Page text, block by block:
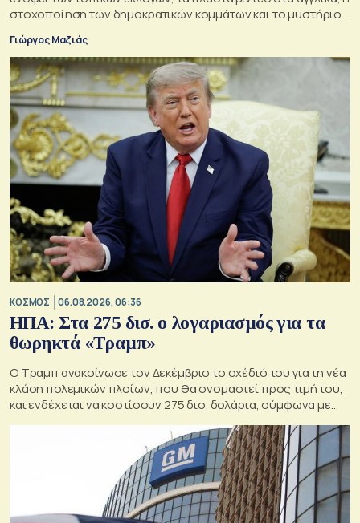
στοχοποίηση των δημοκρατικών κομμάτων και το μυστήριο
Γιώργος Μαζιάς
ΚΟΣΜΟΣ 06.08.2026, 06:36
ΗΠΑ: Στα 275 δισ. ο λογαριασμός για τα
θωρηκτά «Τραμπ»
Ο Τραμπ ανακοίνωσε τον Δεκέμβριο το σχέδιό του για τη νέα
κλάση πολεμικών πλοίων, που θα ονομαστεί προς τιμή του,
και ενδέχεται να κοστίσουν 275 δισ. δολάρια, σύμφωνα με